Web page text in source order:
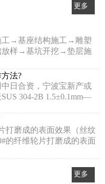
更多
→基座结构施工→雕塑
样→基坑开挖→垫层施
法?
日合资，宁波宝新产或
304-2B 1.5±0.1mm—
打磨成的表面效果（丝纹
的纤维轮片打磨成的表面
更多